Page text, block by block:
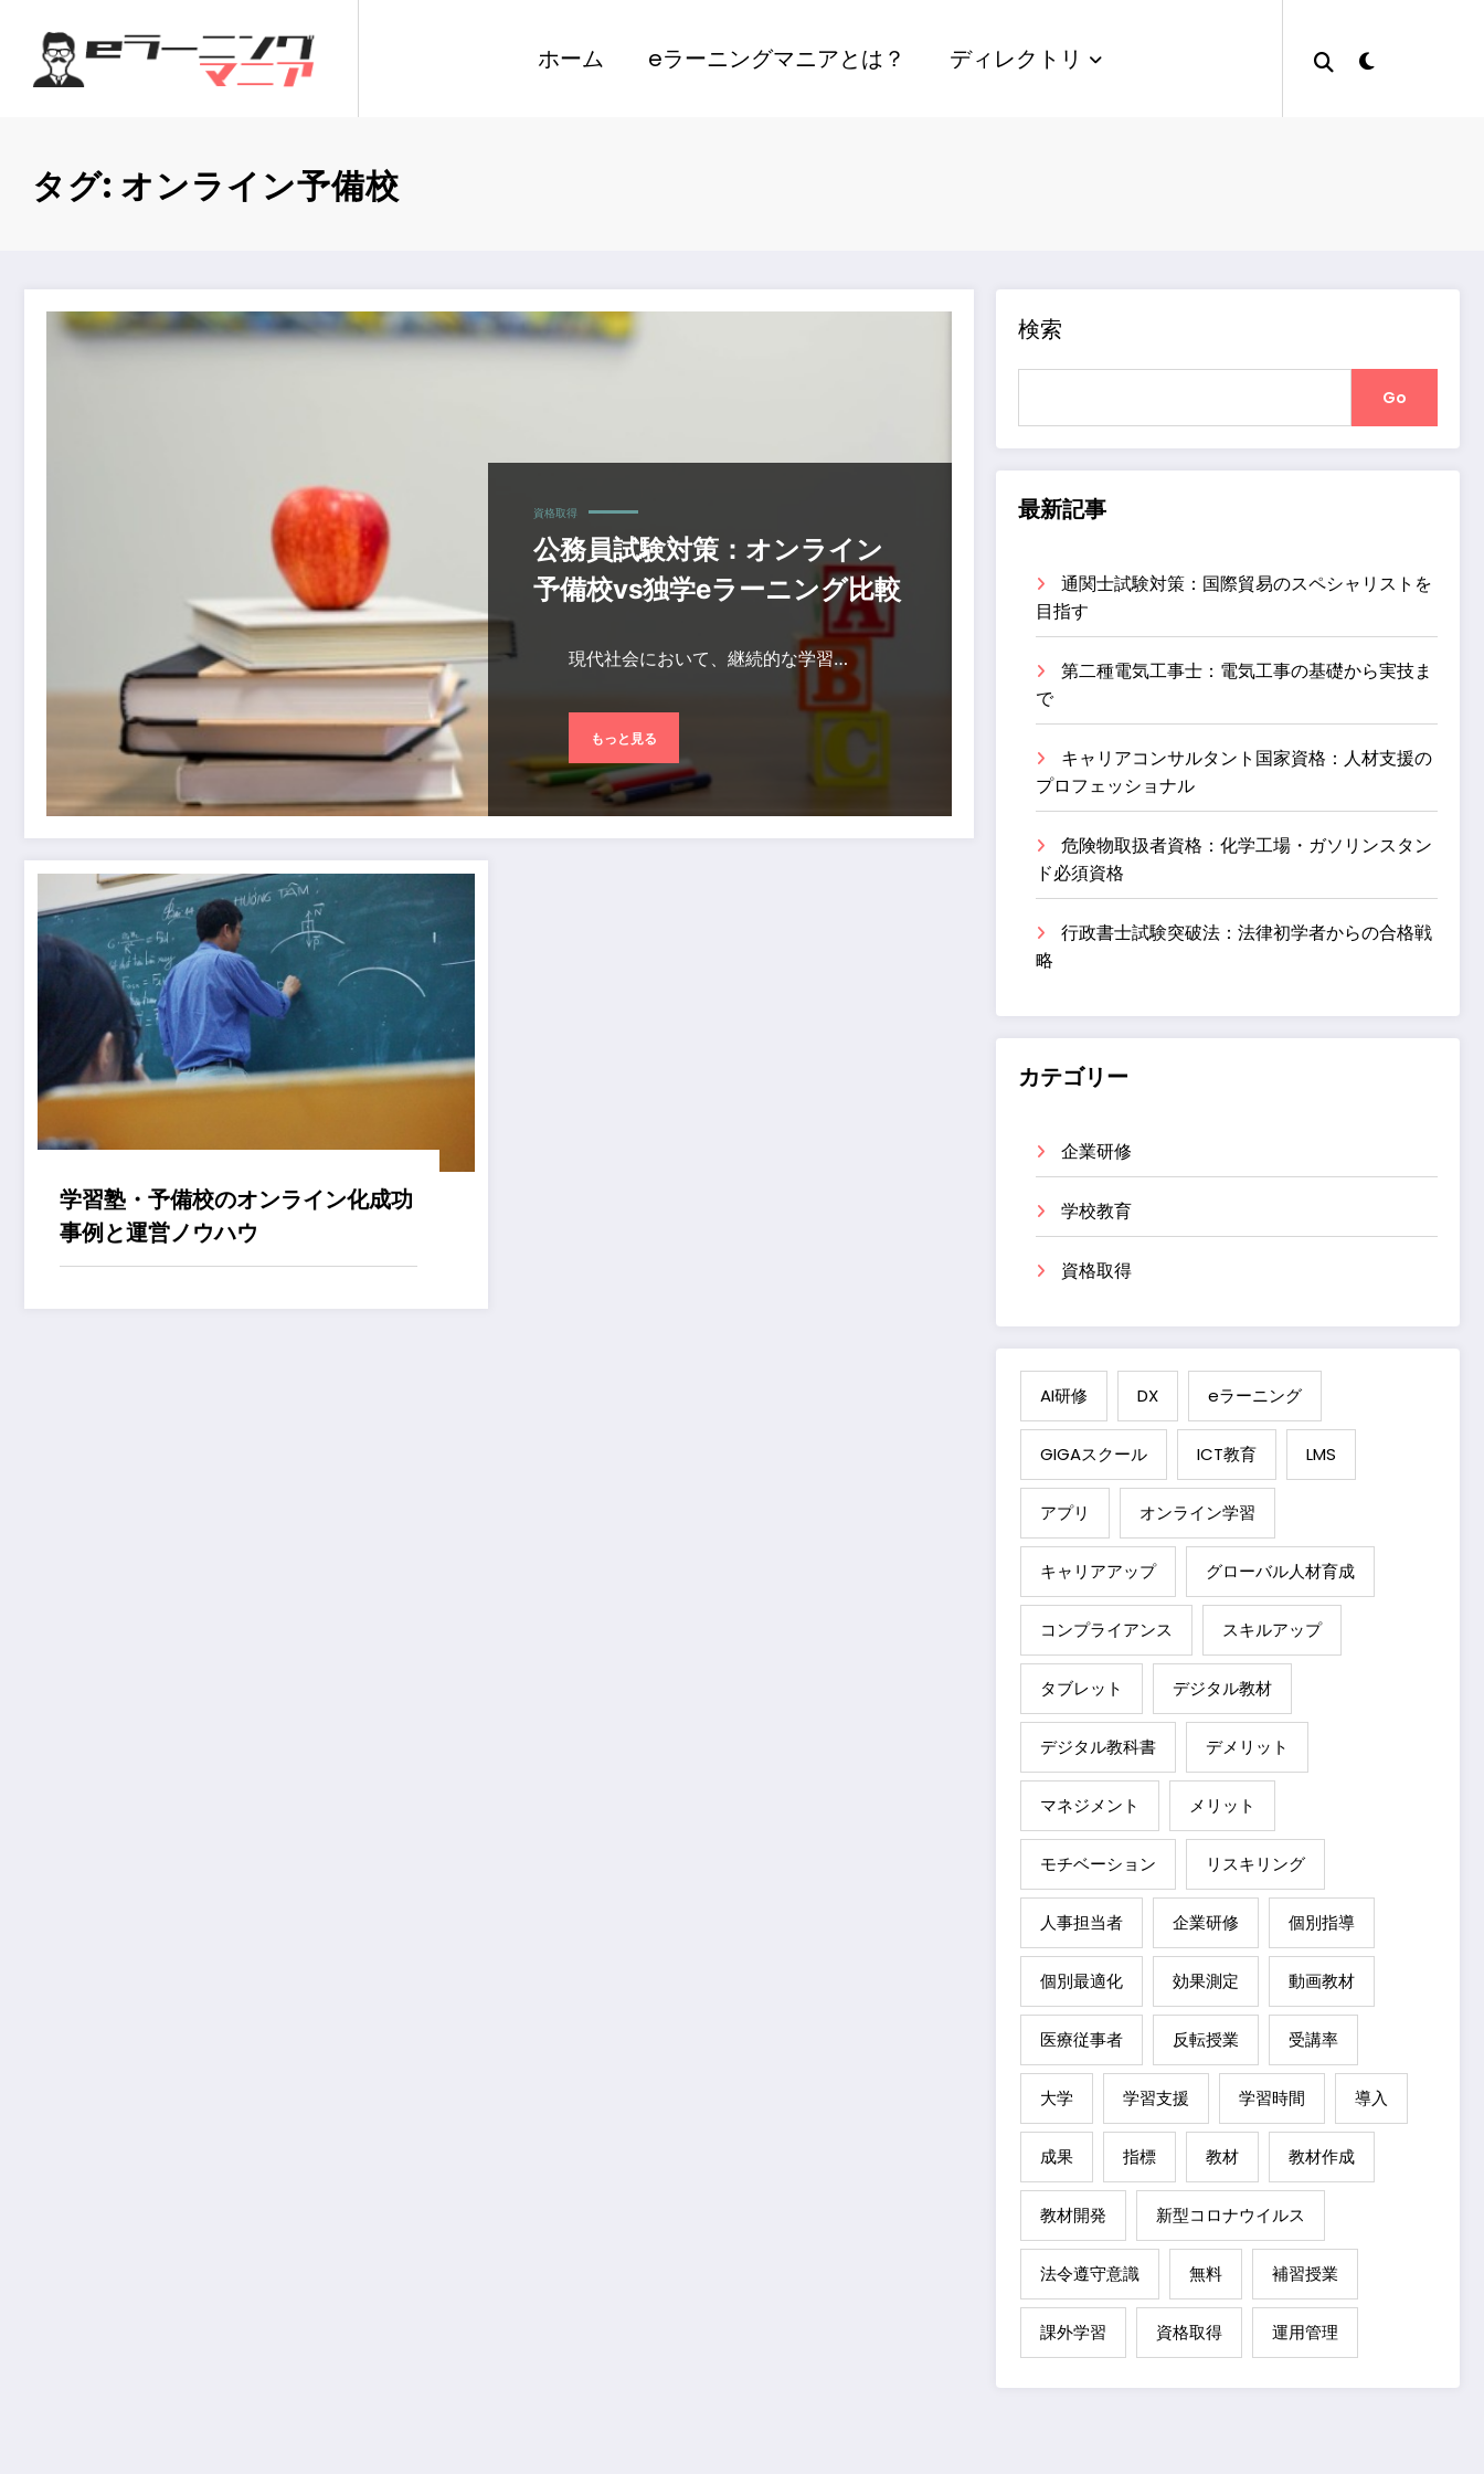
ホーム eラーニングマニアとは？ ディレクトリ
タグ: オンライン予備校
公務員試験対策：オンライン予備校vs独学eラーニング比較
資格取得
公務員試験対策：オンライン
予備校vs独学eラーニング比較
現代社会において、継続的な学習…
もっと見る
学習塾・予備校のオンライン化成功
事例と運営ノウハウ
検索
Go
最新記事
通関士試験対策：国際貿易のスペシャリストを
目指す
第二種電気工事士：電気工事の基礎から実技ま
で
キャリアコンサルタント国家資格：人材支援の
プロフェッショナル
危険物取扱者資格：化学工場・ガソリンスタン
ド必須資格
行政書士試験突破法：法律初学者からの合格戦
略
カテゴリー
企業研修
学校教育
資格取得
AI研修 DX eラーニング
GIGAスクール ICT教育 LMS
アプリ オンライン学習
キャリアアップ グローバル人材育成
コンプライアンス スキルアップ
タブレット デジタル教材
デジタル教科書 デメリット
マネジメント メリット
モチベーション リスキリング
人事担当者 企業研修 個別指導
個別最適化 効果測定 動画教材
医療従事者 反転授業 受講率
大学 学習支援 学習時間 導入
成果 指標 教材 教材作成
教材開発 新型コロナウイルス
法令遵守意識 無料 補習授業
課外学習 資格取得 運用管理